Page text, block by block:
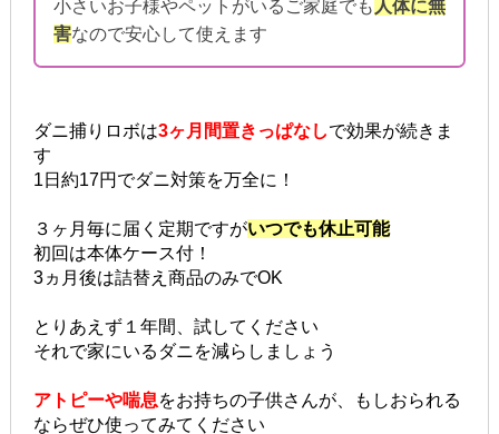
小さいお子様やペットがいるご家庭でも 人体に無
害なので安心して使えます
ダニ捕りロボは3ヶ月間置きっぱなしで効果が続きま
す
1日約17円でダニ対策を万全に！
３ヶ月毎に届く定期ですがいつでも休止可能
初回は本体ケース付！
3ヵ月後は詰替え商品のみでOK
とりあえず１年間、試してください
それで家にいるダニを減らしましょう
アトピーや喘息をお持ちの子供さんが、もしおられる
ならぜひ使ってみてください